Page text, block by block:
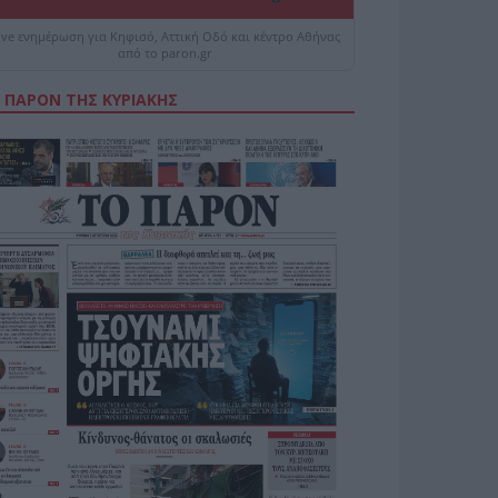
ενημέρωση για Κηφισό, Αττική Οδό και κέντρο Αθήνας
από το paron.gr
ΤΗΣ ΚΥΡΙΑΚΗΣ